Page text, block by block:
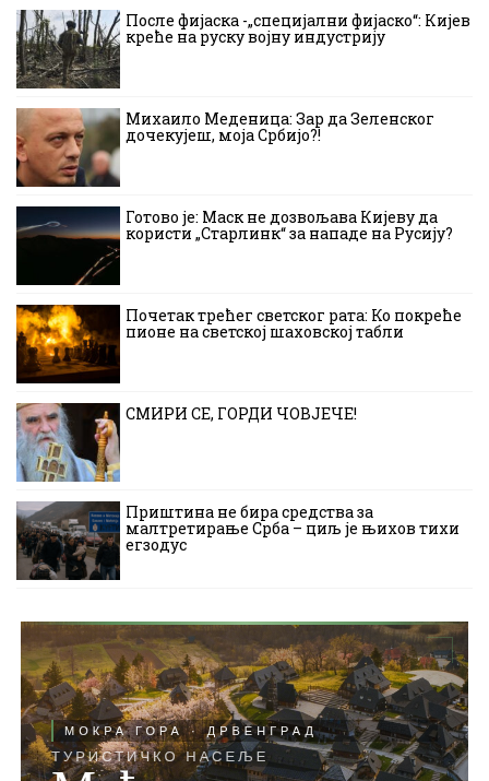
После фијаска -„специјални фијаско“: Кијев
креће на руску војну индустрију
Михаило Меденица: Зар да Зеленског
дочекујеш, моја Србијо?!
Готово је: Маск не дозвољава Кијеву да
користи „Старлинк“ за нападе на Русију?
Почетак трећег светског рата: Ко покреће
пионе на светској шаховској табли
СМИРИ СЕ, ГОРДИ ЧОВЈЕЧЕ!
Приштина не бира средства за
малтретирање Срба – циљ је њихов тихи
егзодус